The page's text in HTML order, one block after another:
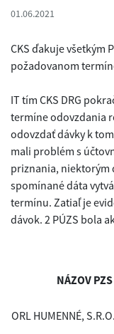
01.06.2021
CKS ďakuje všetkým
požadovanom
IT tím CKS DRG
termíne odovzdania
odovzdať dávky k
mali problém s
priznania, niektorým
spomínané dáta
termínu. Zatiaľ je
dávok. 2 PÚZS bola
NÁZOV PZS
ORL HUMENNÉ, S.R.O.